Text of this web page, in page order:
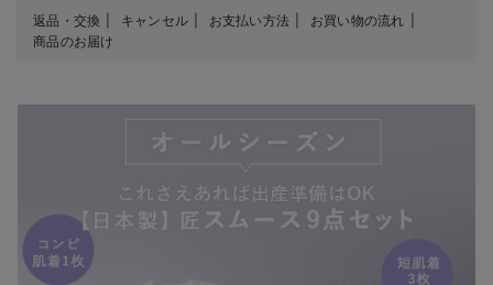
返品・交換 キャンセル お支払い方法
お買い物の流れ
商品のお届け